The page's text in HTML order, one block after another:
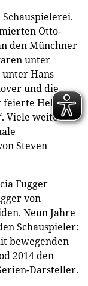
Otto-
den Münchner
unter
Hans
und die
feierte Held
Viele weitere
Steven
Fugger
von
Neun Jahre
Schauspieler:
bewegenden
2014 den
Darsteller.